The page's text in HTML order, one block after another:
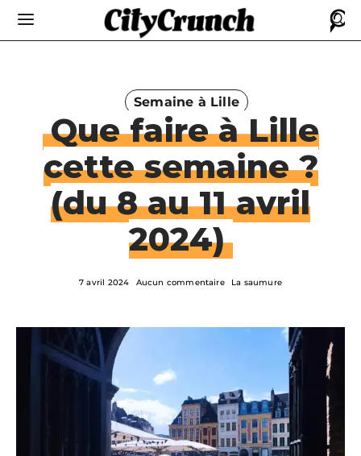
Semaine à Lille
Que faire à Lille
cette semaine ?
(du 8 au 11 avril
2024)
7 avril 2024 Aucun commentaire La saumure